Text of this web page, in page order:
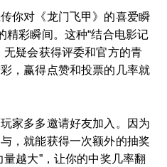
你对《龙门飞甲》的喜爱瞬
精彩瞬间。这种“结合电影记
无疑会获得评委和官方的青
，赢得点赞和投票的几率就
家多多邀请好友加入。因为
，就能获得一次额外的抽奖
越大”，让你的中奖几率翻